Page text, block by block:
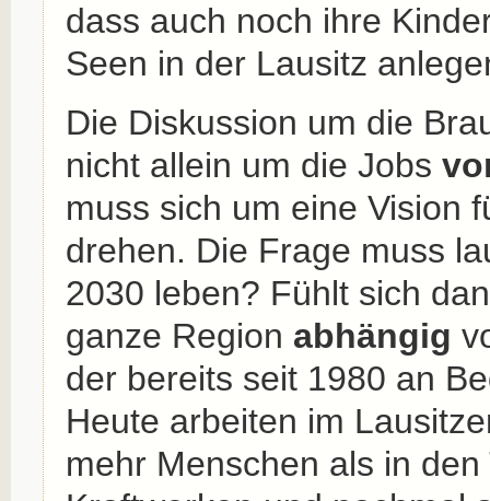
dass auch noch ihre
Seen in der Lausitz
Die Diskussion um die
nicht allein um die Jobs
muss sich um eine Vision
drehen. Die Frage muss
2030 leben? Fühlt sich
ganze Region abhängig
der bereits seit 1980 an
Heute arbeiten im
mehr Menschen als in